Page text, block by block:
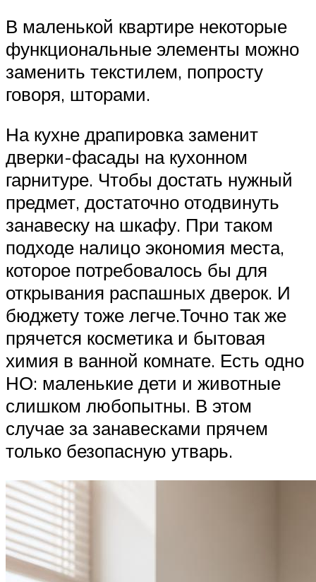
В маленькой квартире некоторые
функциональные элементы можно
заменить текстилем, попросту
говоря, шторами.
На кухне драпировка заменит
дверки-фасады на кухонном
гарнитуре. Чтобы достать нужный
предмет, достаточно отодвинуть
занавеску на шкафу. При таком
подходе налицо экономия места,
которое потребовалось бы для
открывания распашных дверок. И
бюджету тоже легче.Точно так же
прячется косметика и бытовая
химия в ванной комнате. Есть одно
НО: маленькие дети и животные
слишком любопытны. В этом
случае за занавесками прячем
только безопасную утварь.